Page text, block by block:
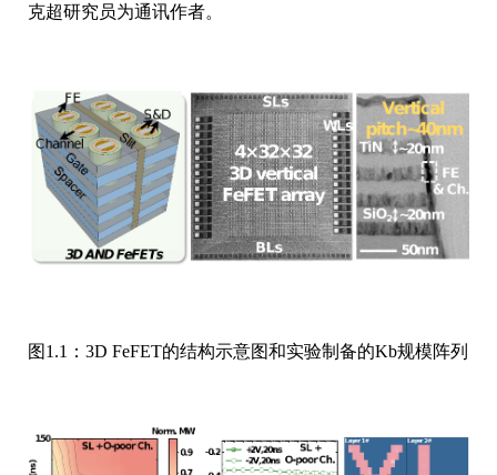
克超研究员为通讯作者。
图1.1：3D FeFET的结构示意图和实验制备的Kb规模阵列